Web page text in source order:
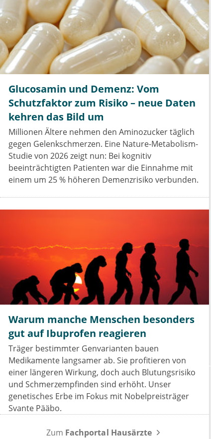
Glucosamin und Demenz: Vom
Schutzfaktor zum Risiko – neue Daten
kehren das Bild um
Millionen Ältere nehmen den Aminozucker täglich
gegen Gelenkschmerzen. Eine Nature-Metabolism-
Studie von 2026 zeigt nun: Bei kognitiv
beeinträchtigten Patienten war die Einnahme mit
einem um 25 % höheren Demenzrisiko verbunden.
Warum manche Menschen besonders
gut auf Ibuprofen reagieren
Träger bestimmter Genvarianten bauen
Medikamente langsamer ab. Sie profitieren von
einer längeren Wirkung, doch auch Blutungsrisiko
und Schmerzempfinden sind erhöht. Unser
genetisches Erbe im Fokus mit Nobelpreisträger
Svante Pääbo.
Zum Fachportal Hausärzte